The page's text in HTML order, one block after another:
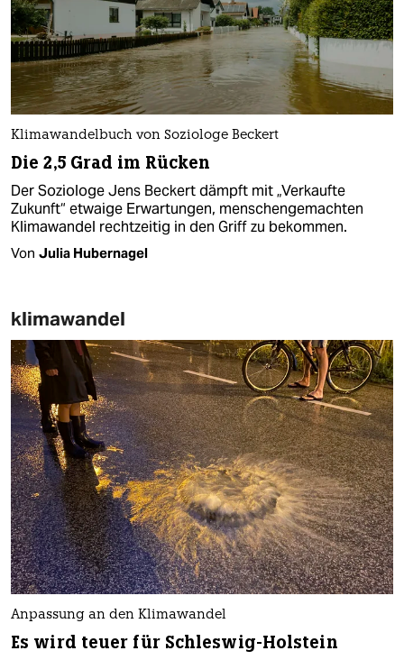
Klimawandelbuch von Soziologe Beckert
Die 2,5 Grad im Rücken
Der Soziologe Jens Beckert dämpft mit „Verkaufte
Zukunft“ etwaige Erwartungen, menschengemachten
Klimawandel rechtzeitig in den Griff zu bekommen.
Von Julia Hubernagel
klimawandel
Anpassung an den Klimawandel
Es wird teuer für Schleswig-Holstein